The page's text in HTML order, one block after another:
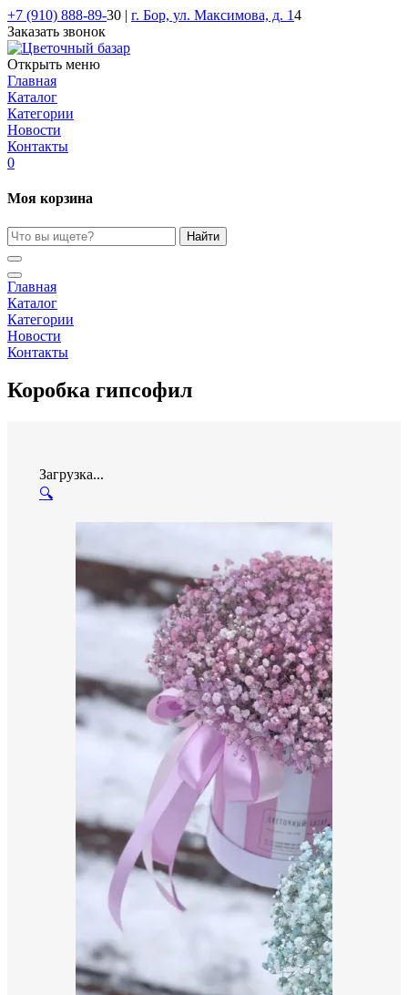
Перейти
к
контенту
+7 (910) 888-89-30 | г. Бор, ул. Максимова, д. 14
Заказать звонок
Открыть меню
Главная
Каталог
Категории
Новости
Контакты
0
Моя корзина
Найти
Главная
Каталог
Категории
Новости
Контакты
Коробка гипсофил
Загрузка...
🔍